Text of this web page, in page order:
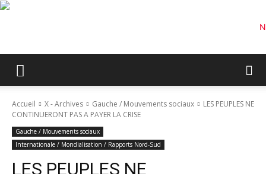
Accueil X - Archives Gauche / Mouvements sociaux
LES PEUPLES NE
CONTINUERONT PAS A PAYER LA CRISE
Gauche / Mouvements sociaux
Internationale / Mondialisation / Rapports Nord-Sud
LES PEUPLES NE